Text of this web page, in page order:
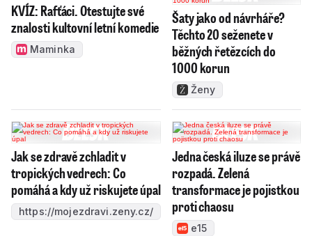
KVÍZ: Rafťáci. Otestujte své
znalosti kultovní letní komedie
Maminka
Šaty jako od návrháře?
Těchto 20 seženete v
běžných řetězcích do
1000 korun
Ženy
Jak se zdravě zchladit v
tropických vedrech: Co
pomáhá a kdy už riskujete úpal
https://mojezdravi.zeny.cz/
Jedna česká iluze se právě
rozpadá. Zelená
transformace je pojistkou
proti chaosu
e15